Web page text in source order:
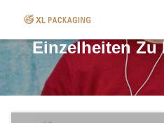
Einzelheiten Zu